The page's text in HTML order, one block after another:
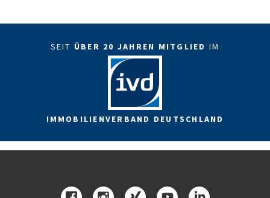
SEIT ÜBER 20 JAHREN MITGLIED IM
IMMOBILIENVERBAND DEUTSCHLAND